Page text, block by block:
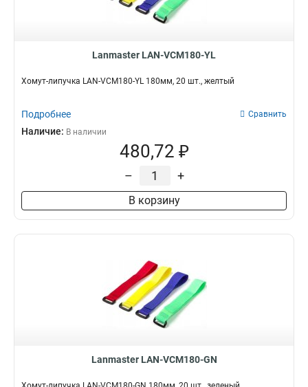
Lanmaster LAN-VCM180-YL
Хомут-липучка LAN-VCM180-YL 180мм, 20 шт., желтый
Подробнее Сравнить
Наличие: В наличии
480,72 ₽
– +
В корзину
Lanmaster LAN-VCM180-GN